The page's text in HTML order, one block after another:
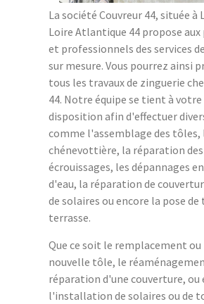
La société Couvreur 44, située à
Loire Atlantique 44 propose
et professionnels des services
sur mesure. Vous pourrez ainsi
tous les travaux de zinguerie
44. Notre équipe se tient à
disposition afin d'effectuer
comme l'assemblage des tôles,
chénevottière, la réparation des
écrouissages, les dépannages
d'eau, la réparation de
de solaires ou encore la pose
terrasse.
Que ce soit le remplacement ou
nouvelle tôle, le
réparation d'une couverture, ou
l'installation de solaires ou de